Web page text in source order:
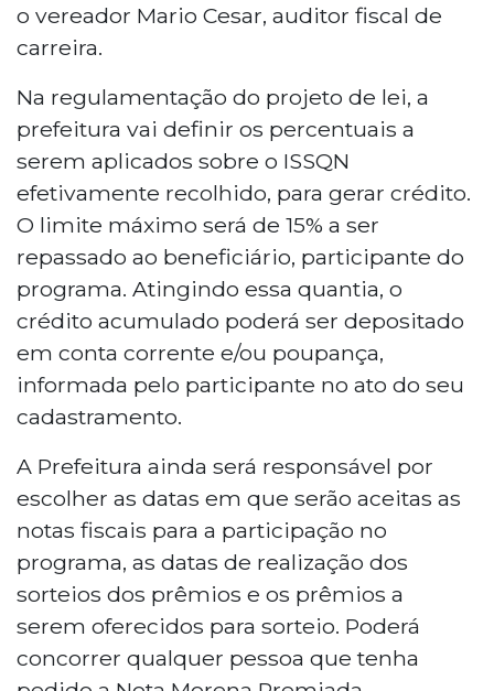
o vereador Mario Cesar, auditor fiscal de
carreira.
Na regulamentação do projeto de lei, a
prefeitura vai definir os percentuais a
serem aplicados sobre o ISSQN
efetivamente recolhido, para gerar crédito.
O limite máximo será de 15% a ser
repassado ao beneficiário, participante do
programa. Atingindo essa quantia, o
crédito acumulado poderá ser depositado
em conta corrente e/ou poupança,
informada pelo participante no ato do seu
cadastramento.
A Prefeitura ainda será responsável por
escolher as datas em que serão aceitas as
notas fiscais para a participação no
programa, as datas de realização dos
sorteios dos prêmios e os prêmios a
serem oferecidos para sorteio. Poderá
concorrer qualquer pessoa que tenha